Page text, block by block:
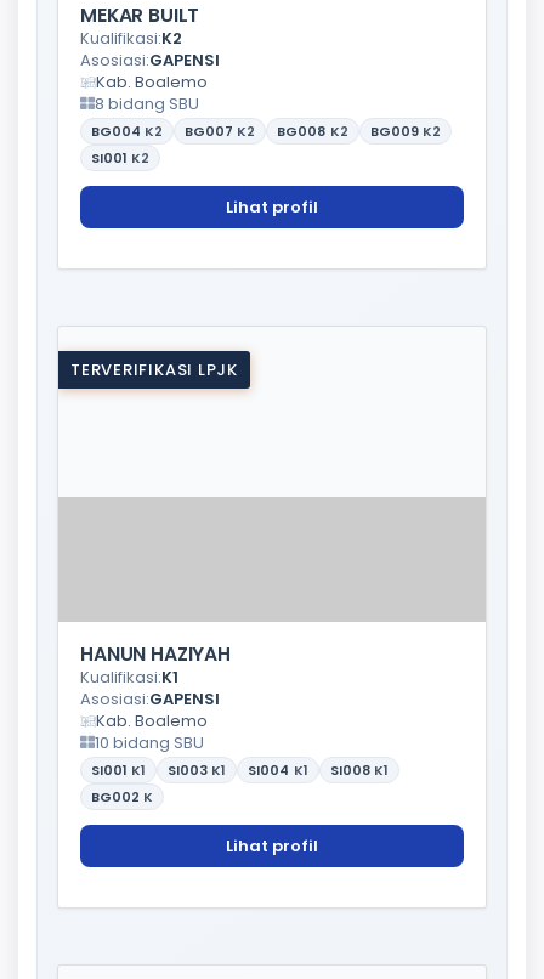
MEKAR BUILT
Kualifikasi:K2
Asosiasi:GAPENSI
Kab. Boalemo
8 bidang SBU
BG004 K2 BG007 K2 BG008 K2 BG009 K2
SI001 K2
Lihat profil
TERVERIFIKASI LPJK
HANUN HAZIYAH
Kualifikasi:K1
Asosiasi:GAPENSI
Kab. Boalemo
10 bidang SBU
SI001 K1 SI003 K1 SI004 K1 SI008 K1
BG002 K
Lihat profil